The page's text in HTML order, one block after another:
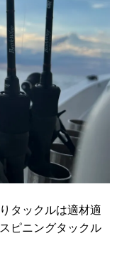
タックルは適材適
ピニングタックル